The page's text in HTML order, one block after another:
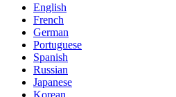
English
French
German
Portuguese
Spanish
Russian
Japanese
Korean